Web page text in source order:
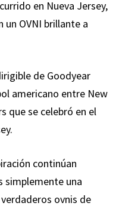
en Nueva Jersey,
un OVNI brillante a
de Goodyear
americano entre New
que se celebró en el
continúan
simplemente una
ovnis de